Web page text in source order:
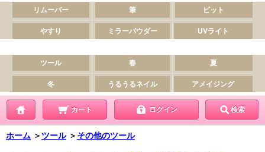
カート ログイン 検索
ホーム ＞ ツール ＞ その他のツール